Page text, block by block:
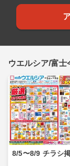
ウエルシア/富
8/5〜8/9 チラシ